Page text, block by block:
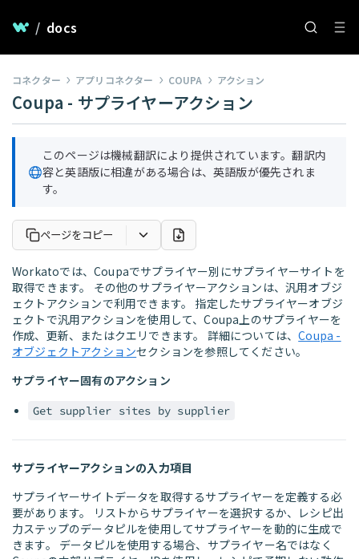
/ docs
コネクター アプリコネクター COUPA アクション
Coupa - サプライヤーアクション
このページは機械翻訳により提供されています。翻訳内
容と英語版に相違がある場合は、英語版が優先されま
す。
ページをコピー
Workatoでは、Coupaでサプライヤー別にサプライヤーサイトを
取得できます。 その他のサプライヤーアクションは、汎用オブジ
ェクトアクションで利用できます。 指定したサプライヤーオブジ
ェクトで汎用アクションを使用して、Coupa上のサプライヤーを
作成、更新、またはクエリできます。 詳細については、Coupa -
オブジェクトアクションセクションを参照してください。
サプライヤー固有のアクション
Get supplier sites by supplier
サプライヤーアクションの入力項目
サプライヤーサイトデータを取得するサプライヤーを定義する必
要があります。 リストからサプライヤーを選択するか、レシピ出
力ステップのデータピルを使用してサプライヤーを動的に生成で
きます。 データピルを使用する場合、サプライヤー名ではなく